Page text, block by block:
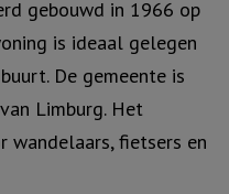
gebouwd in 1966 op
is ideaal gelegen
De gemeente is
Limburg. Het
wandelaars, fietsers en